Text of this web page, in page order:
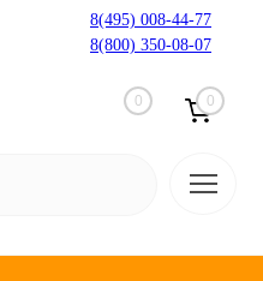
8(495) 008-44-77
8(800) 350-08-07
0 0